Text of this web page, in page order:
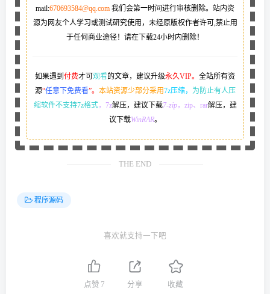
mail:670693584@qq.com 我们会第一时间进行审核删除。站内资
源为网友个人学习或测试研究使用，未经原版权作者许可,禁止用
于任何商业途径！请在下载24小时内删除！
如果遇到 付费才可 观看的文章，建议升级永久VIP。 全站所有资
源“任意下免费看”。 本站资源少部分采用7z压缩，
为防止有人压
缩软件不支持7z格式，7z解压，建议下载7-zip，zip、rar解压，建
议下载WinRAR。
THE END
程序源码
喜欢就支持一下吧
点赞 7 分享 收藏